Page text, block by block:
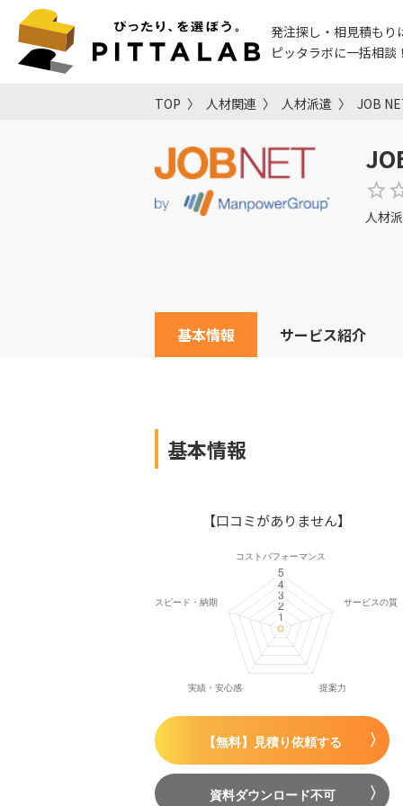
発注探し・相見積もり
ピッタラボに一括相談
TOP 人材関連 人材派遣 JOB
人材
基本情報 サービス紹介
基本情報
【口コミがありません】
【無料】見積り依頼する
資料ダウンロード不可